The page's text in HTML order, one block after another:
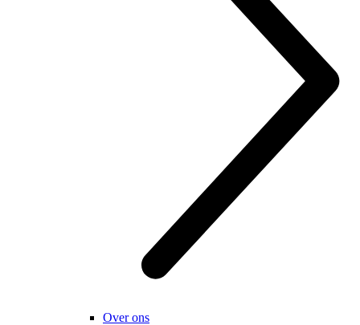
Over ons